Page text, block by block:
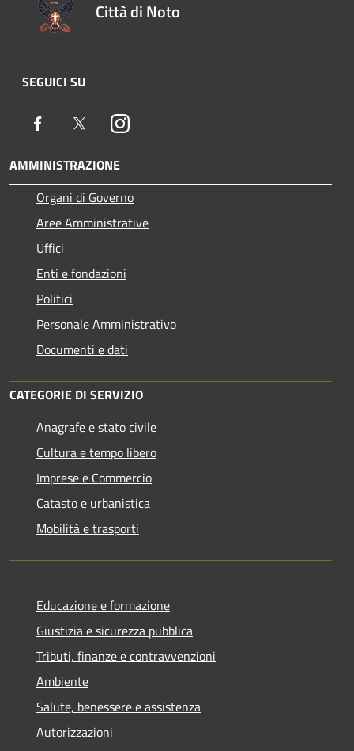
Città di Noto
SEGUICI SU
Facebook TwitterInstagram
AMMINISTRAZIONE
Organi di Governo
Aree Amministrative
Uffici
Enti e fondazioni
Politici
Personale Amministrativo
Documenti e dati
CATEGORIE DI SERVIZIO
Anagrafe e stato civile
Cultura e tempo libero
Imprese e Commercio
Catasto e urbanistica
Mobilità e trasporti
Educazione e formazione
Giustizia e sicurezza pubblica
Tributi, finanze e contravvenzioni
Ambiente
Salute, benessere e assistenza
Autorizzazioni